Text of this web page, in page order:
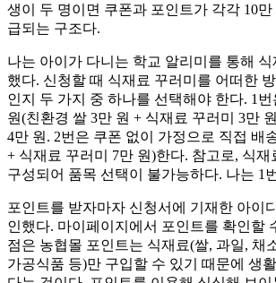
생이 두 명이면 쿠폰과 포인트가 각각 10만
급되는 구조다.
나는 아이가 다니는 학교 알리미를 통해
했다. 신청할 때 식재료 꾸러미를 어떠한
인지 두 가지 중 하나를 선택해야 한다. 1
원(친환경 쌀 3만 원 + 식재료 꾸러미 3만
4만 원. 2번은 쿠폰 없이 가정으로 직접 배
+ 식재료 꾸러미 7만 원)한다. 참고로, 식
구성되어 품목 선택이 불가능하다. 나는 1
포인트를 받자마자 신청서에 기재한 아이
인했다. 마이페이지에서 포인트를 확인할
점은 농협몰 포인트는 식재료(쌀, 과일, 채
가공식품 등)만 구입할 수 있기 때문에 생